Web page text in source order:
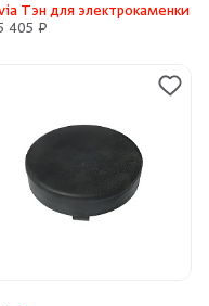
Тэн для электрокаменки
405 ₽